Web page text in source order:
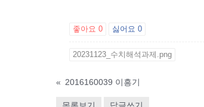
좋아요 0 싫어요 0
20231123_수치해석과제.png
« 2016160039 이흥기
목록보기 답글쓰기